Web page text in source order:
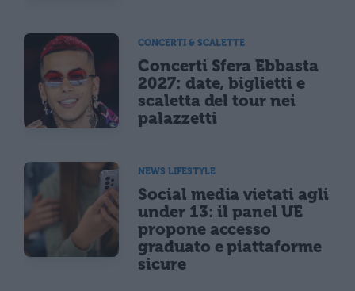
CONCERTI & SCALETTE
Concerti Sfera Ebbasta
2027: date, biglietti e
scaletta del tour nei
palazzetti
NEWS LIFESTYLE
Social media vietati agli
under 13: il panel UE
propone accesso
graduato e piattaforme
sicure